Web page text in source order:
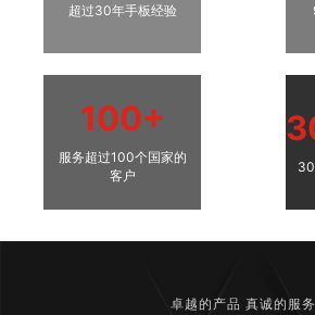
超过30年手板经验
100+
服务超过100个国家的
客户
卓越的产品 真诚的服务